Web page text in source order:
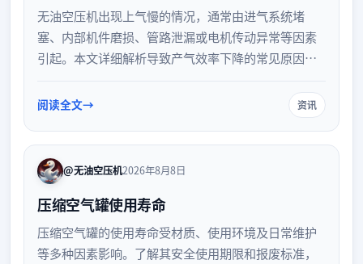
无油空压机出现上气慢的情况，通常由进气系统堵
塞、内部机件磨损、管路泄漏或电机传动异常等因素
引起。本文详细解析导致产气效率下降的常见原因，
快速定位故障，恢复设备正常运行效率。
阅读全文 资讯
@无油空压机2026年8月8日
压缩空气罐使用寿命
压缩空气罐的使用寿命受材质、使用环境及日常维护
等多种因素影响。了解其安全使用期限和报废标准，